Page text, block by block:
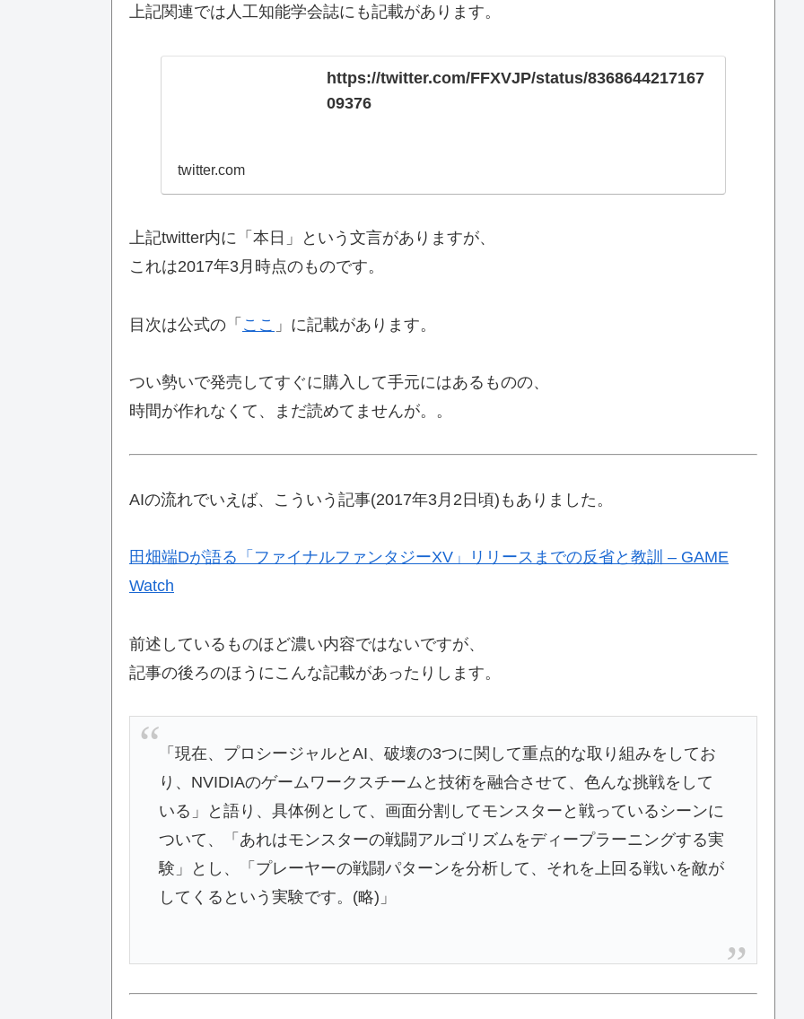
上記関連では人工知能学会誌にも記載があります。
https://twitter.com/FFXVJP/status/8368644217167
09376
twitter.com
上記twitter内に「本日」という文言がありますが、
これは2017年3月時点のものです。
目次は公式の「 ここ 」に記載があります。
つい勢いで発売してすぐに購入して手元にはあるものの、
時間が作れなくて、まだ読めてませんが。。
AIの流れでいえば、こういう記事(2017年3月2日頃)もありました。
田畑端Dが語る「ファイナルファンタジーXV」リリースまでの反省と教訓 – GAME
Watch
前述しているものほど濃い内容ではないですが、
記事の後ろのほうにこんな記載があったりします。
「現在、プロシージャルとAI、破壊の3つに関して重点的な取り組みをしてお
り、NVIDIAのゲームワークスチームと技術を融合させて、色んな挑戦をして
いる」と語り、具体例として、画面分割してモンスターと戦っているシーンに
ついて、「あれはモンスターの戦闘アルゴリズムをディープラーニングする実
験」とし、「プレーヤーの戦闘パターンを分析して、それを上回る戦いを敵が
してくるという実験です。(略)」